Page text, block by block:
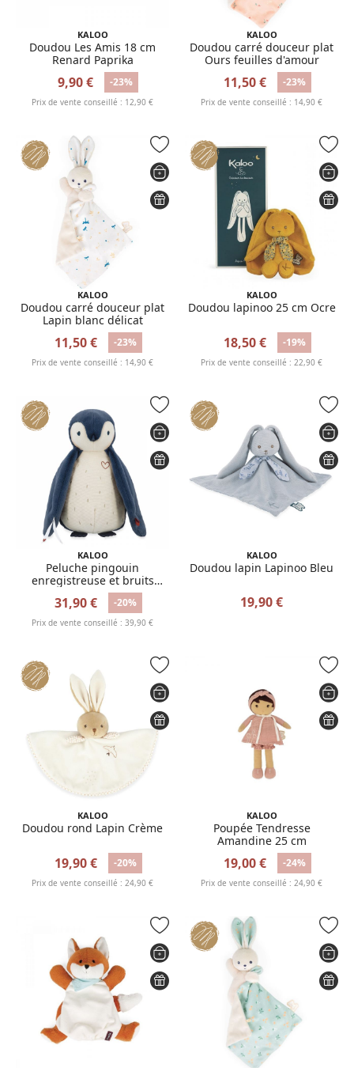
KALOO
Doudou Les Amis 18 cm
Renard Paprika
9,90 € -23%
Prix de vente conseillé : 12,90 €
KALOO
Doudou carré douceur plat
Ours feuilles d'amour
11,50 € -23%
Prix de vente conseillé : 14,90 €
KALOO
Doudou carré douceur plat
Lapin blanc délicat
11,50 € -23%
Prix de vente conseillé : 14,90 €
KALOO
Doudou lapinoo 25 cm Ocre
18,50 € -19%
Prix de vente conseillé : 22,90 €
KALOO
Peluche pingouin
enregistreuse et bruits
blanc bleu
31,90 € -20%
Prix de vente conseillé : 39,90 €
KALOO
Doudou lapin Lapinoo Bleu
19,90 €
KALOO
Doudou rond Lapin Crème
19,90 € -20%
Prix de vente conseillé : 24,90 €
KALOO
Poupée Tendresse
Amandine 25 cm
19,00 € -24%
Prix de vente conseillé : 24,90 €